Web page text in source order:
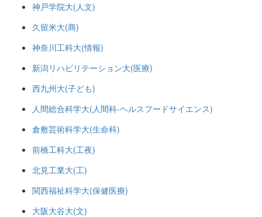
神戸学院大(人文)
久留米大(商)
神奈川工科大(情報)
新潟リハビリテーション大(医療)
西九州大(子ども)
人間総合科学大(人間科-ヘルスフードサイエンス)
倉敷芸術科学大(生命科)
前橋工科大(工夜)
北見工業大(工)
関西福祉科学大(保健医療)
大阪大谷大(文)